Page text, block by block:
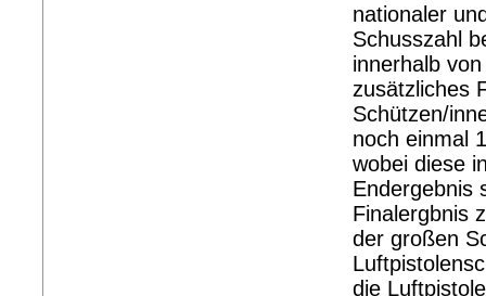
nationaler
Schusszahl
innerhalb
zusätzliches
Schützen/
noch einmal
wobei diese
Endergebnis
Finalergbnis
der großen
die